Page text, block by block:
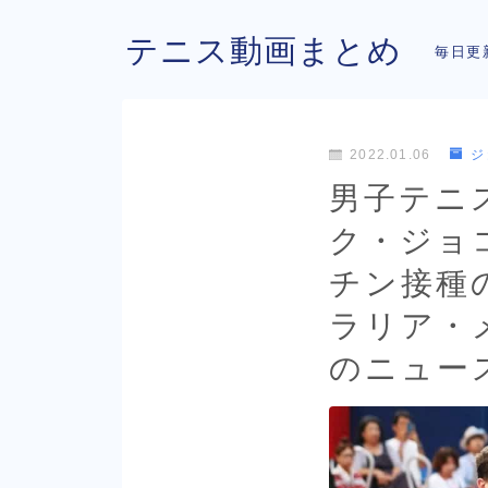
テニス動画まとめ 毎日更
2022.01.06 ジ
男子テニ
ク・ジョ
チン接種
ラリア・
のニュー